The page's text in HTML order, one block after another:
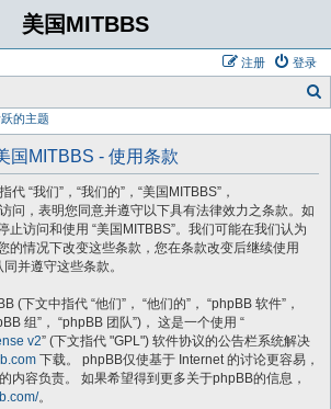
美国MITBBS
登录
注册
的主题
国MITBBS - 使用条款
代 “我们”，“我们的”，“美国MITBBS”，
问，表明您同意并遵守以下具有法律效力之条款。如
止访问和使用 “美国MITBBS”。我们可能在我们认为
的情况下改变这些条款，您在条款改变后继续使用
并遵守这些条款。
(下文中指代 “他们”， “他们的”， “phpBB 软件”，
组”， “phpBB 团队”)， 这是一个使用 “
v2” (下文指代 "GPL") 软件协议的公告栏系统解决
下载。 phpBB仅使基于 Internet 的讨论更容易，
内容负责。 如果希望得到更多关于phpBB的信息，
。